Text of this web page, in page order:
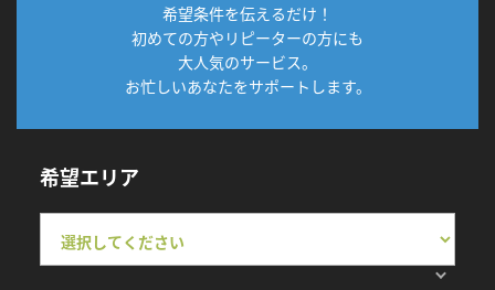
希望条件を伝えるだけ！
初めての方やリピーターの方にも
大人気のサービス。
お忙しいあなたをサポートします。
希望エリア